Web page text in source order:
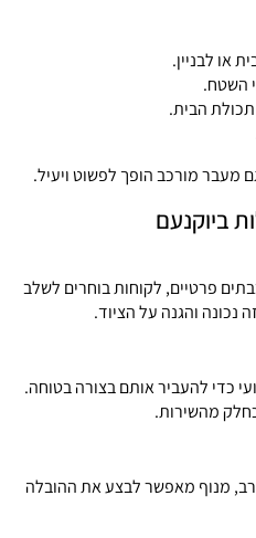
או לבניין.
השטח.
הבית.
מעבר מורכב הופך לפשוט ויעיל.
ביוקנעם
פרטיים, לקוחות בוחרים לשלב
נכונה והגנה על הציוד.
כדי להעביר אותם בצורה בטוחה.
מהשירות.
מנוף מאפשר לבצע את ההובלה